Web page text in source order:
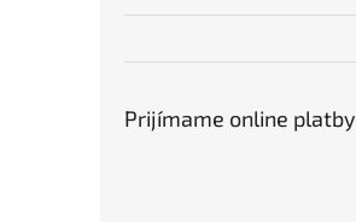
Prijímame online platby